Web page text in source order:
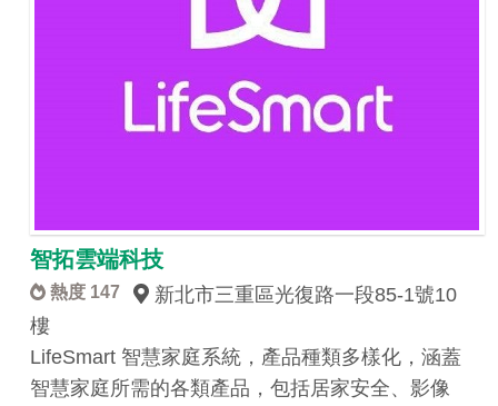
智拓雲端科技
熱度 147
新北市三重區光復路一段85-1號10
樓
LifeSmart 智慧家庭系統，產品種類多樣化，涵蓋
智慧家庭所需的各類產品，包括居家安全、影像